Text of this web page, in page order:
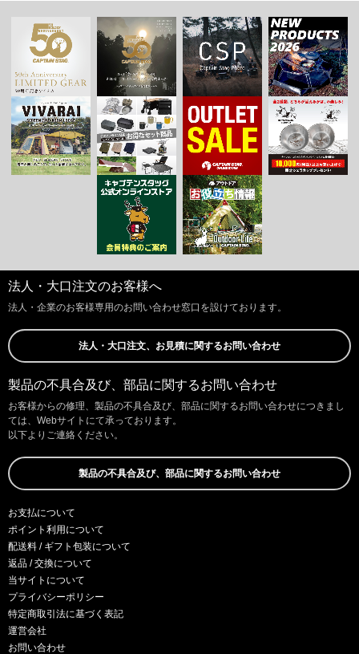
法人・大口注文のお客様へ
法人・企業のお客様専用のお問い合わせ窓口を設けております。
法人・大口注文、お見積に関するお問い合わせ
製品の不具合及び、部品に関するお問い合わせ
お客様からの修理、製品の不具合及び、部品に関するお問い合わせにつきまし
ては、Webサイトにて承っております。
以下よりご連絡ください。
製品の不具合及び、部品に関するお問い合わせ
お支払について
ポイント利用について
配送料 / ギフト包装について
返品 / 交換について
当サイトについて
プライバシーポリシー
特定商取引法に基づく表記
運営会社
お問い合わせ